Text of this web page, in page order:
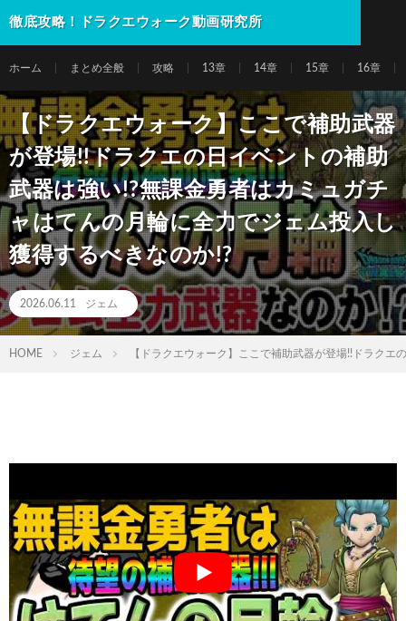
徹底攻略！ドラクエウォーク動画研究所
ホーム まとめ全般 攻略 13章 14章 15章 16章
【ドラクエウォーク】ここで補助武器
が登場!!ドラクエの日イベントの補助
武器は強い!?無課金勇者はカミュガチ
ャはてんの月輪に全力でジェム投入し
獲得するべきなのか!?
2026.06.11 ジェム
HOME ジェム 【ドラクエウォーク】ここで補助武器が登場!!ドラク